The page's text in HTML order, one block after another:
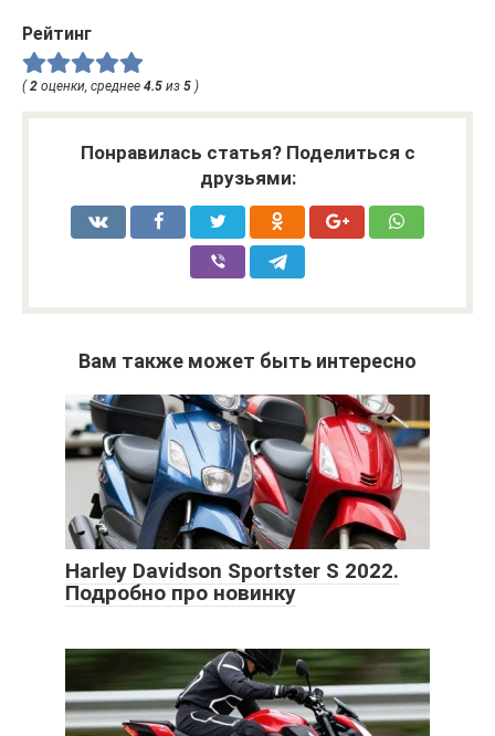
Рейтинг
(2 оценки, среднее 4.5 из 5 )
Понравилась статья? Поделиться с
друзьями:
Вам также может быть интересно
Harley Davidson Sportster S 2022.
Подробно про новинку